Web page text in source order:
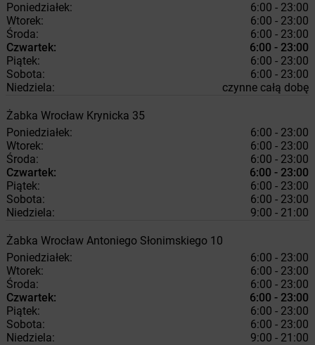
Poniedziałek:
6:00 - 23:00
Wtorek:
6:00 - 23:00
Środa:
6:00 - 23:00
Czwartek:
6:00 - 23:00
Piątek:
6:00 - 23:00
Sobota:
6:00 - 23:00
Niedziela:
czynne całą dobę
Żabka Wrocław Krynicka 35
Poniedziałek:
6:00 - 23:00
Wtorek:
6:00 - 23:00
Środa:
6:00 - 23:00
Czwartek:
6:00 - 23:00
Piątek:
6:00 - 23:00
Sobota:
6:00 - 23:00
Niedziela:
9:00 - 21:00
Żabka Wrocław Antoniego Słonimskiego 10
Poniedziałek:
6:00 - 23:00
Wtorek:
6:00 - 23:00
Środa:
6:00 - 23:00
Czwartek:
6:00 - 23:00
Piątek:
6:00 - 23:00
Sobota:
6:00 - 23:00
Niedziela:
9:00 - 21:00